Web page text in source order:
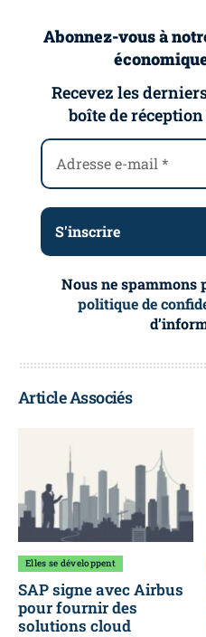
Abonnez-vous à
Recevez les
boîte de
Nous ne spammons
politique de
Article Associés
Elles se développent
SAP signe avec Airbus
pour fournir des
solutions cloud